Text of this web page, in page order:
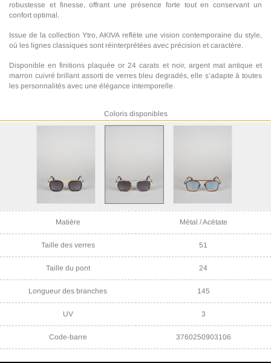
robustesse et finesse, offrant une présence forte tout en conservant un
confort optimal.
Issue de la collection Ytro, AKIVA reflète une vision contemporaine du style,
où les lignes classiques sont réinterprétées avec précision et caractère.
Disponible en finitions plaquée or 24 carats et noir, argent mat antique et
marron cuivré brillant assorti de verres bleu degradés, elle s’adapte à toutes
les personnalités avec une élégance intemporelle.
Coloris disponibles
Référence IRS57-004
Matière Métal / Acétate
Taille des verres 51
Taille du pont 24
Longueur des branches 145
UV 3
Code-barre 3760250903106